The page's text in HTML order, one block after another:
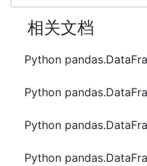
相关文档
Python
Python
Python